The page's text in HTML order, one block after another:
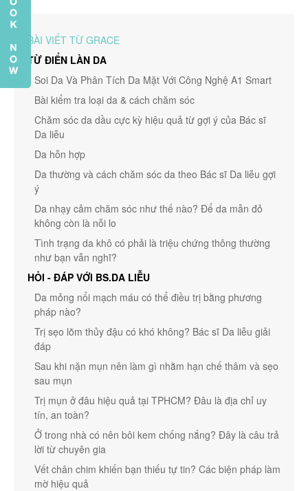
BÀI VIẾT TỪ GRACE
TỪ ĐIỂN LÀN DA
Soi Da Và Phân Tích Da Mặt Với Công Nghệ A1 Smart
Bài kiểm tra loại da & cách chăm sóc
Chăm sóc da dầu cực kỳ hiệu quả từ gợi ý của Bác sĩ
Da liễu
Da hỗn hợp
Da thường và cách chăm sóc da theo Bác sĩ Da liễu gợi
ý
Da nhạy cảm chăm sóc như thế nào? Để da mẫn đỏ
không còn là nỗi lo
Tình trạng da khô có phải là triệu chứng thông thường
như bạn vẫn nghĩ?
HỎI - ĐÁP VỚI BS.DA LIỄU
Da mỏng nổi mạch máu có thể điều trị bằng phương
pháp nào?
Trị sẹo lõm thủy đậu có khó không? Bác sĩ Da liễu giải
đáp
Sau khi nặn mụn nên làm gì nhằm hạn chế thâm và sẹo
sau mụn
Trị mụn ở đâu hiệu quả tại TPHCM? Đâu là địa chỉ uy
tín, an toàn?
Ở trong nhà có nên bôi kem chống nắng? Đây là câu trả
lời từ chuyên gia
Vết chân chim khiến bạn thiếu tự tin? Các biện pháp làm
mờ hiệu quả